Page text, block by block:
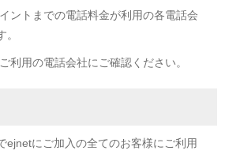
ントまでの電話料金が利用の各電話会
利用の電話会社にご確認ください。
ejnetにご加入の全てのお客様にご利用